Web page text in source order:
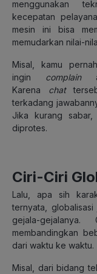
menggunakan
kecepatan
mesin ini bisa
memudarkan nilai-
Misal, kamu
ingin complain
Karena chat
terkadang
Jika kurang
diprotes.
Ciri-Ciri
Lalu, apa sih
ternyata,
gejala-
membandingkan
dari waktu ke waktu.
Misal, dari bidang